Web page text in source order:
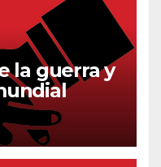
la guerra y